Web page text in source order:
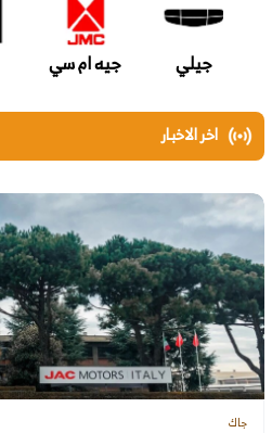
جيلي جيه ام سي
اخر الاخبار
جاك